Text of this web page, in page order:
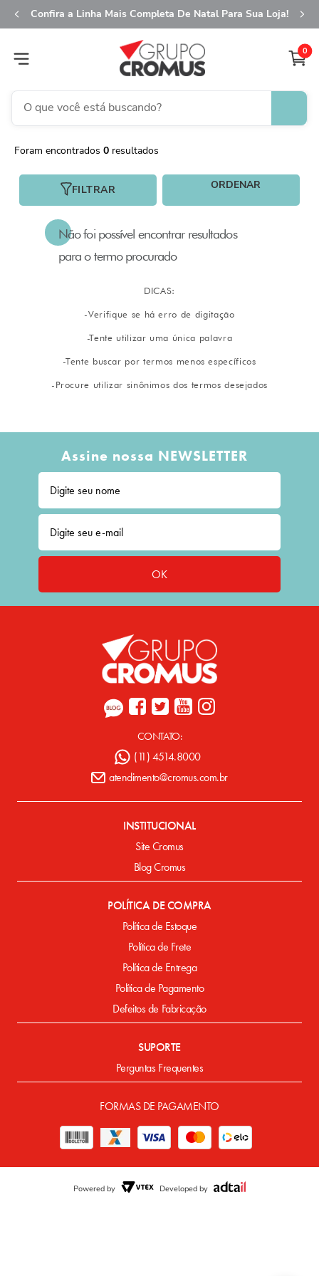
Confira a Linha Mais Completa De Natal Para Sua Loja!
0
O que você está buscando?
0
FILTRAR
Assine nossa NEWSLETTER
OK
CONTATO:
(11) 4514.8000
atendimento@cromus.com.br
INSTITUCIONAL
Site Cromus
Blog Cromus
POLÍTICA DE COMPRA
Política de Estoque
Política de Frete
Política de Entrega
Política de Pagamento
Defeitos de Fabricação
SUPORTE
Perguntas Frequentes
FORMAS DE PAGAMENTO
Powered by Developed by
saco transparente
4º
natal
5º
6 º
7º
guardanapo
8º
embalagem trufas
9º
cesta
10 º urso